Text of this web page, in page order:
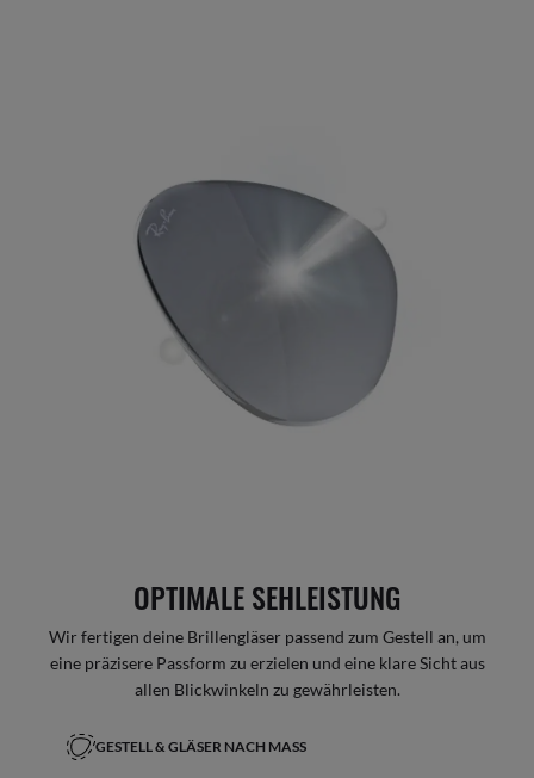
OPTIMALE SEHLEISTUNG
Wir fertigen deine Brillengläser passend zum Gestell an, um
eine präzisere Passform zu erzielen und eine klare Sicht aus
allen Blickwinkeln zu gewährleisten.
GESTELL & GLÄSER NACH MASS